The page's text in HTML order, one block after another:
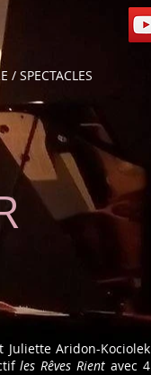
/ SPECTACLES
Juliette Aridon-Kociolek
les Rêves Rient avec 4